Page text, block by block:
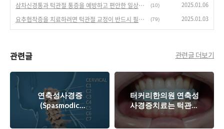
삼차신경통과 턱관절 통증을 예방하고 편안한 일상을 즐기는 방법 (10) 2025.01.06
요추협착증을 치료하려면 턱관절 교정이 반드시 필요하다. (79) 2025.01.03
관련글 관련글 더보기
연축성사경증
(Spasmodic
Torticollis), 근긴장이
상증(Dystonia) 터커
터커리한의원 연축성
사경증치료는 턱관절
교정을 주시하라